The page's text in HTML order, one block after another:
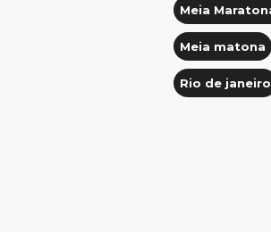
Meia matona
Rio de janeiro